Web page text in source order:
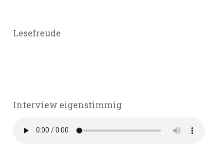
Lesefreude
Interview eigenstimmig